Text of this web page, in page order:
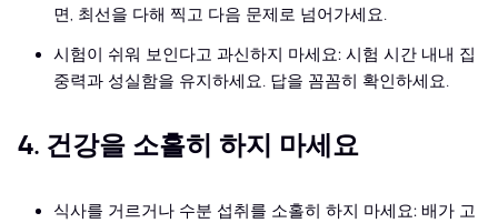
면, 최선을 다해 찍고 다음 문제로 넘어가세요.
시험이 쉬워 보인다고 과신하지 마세요: 시험 시간 내내 집
중력과 성실함을 유지하세요. 답을 꼼꼼히 확인하세요.
4. 건강을 소홀히 하지 마세요
식사를 거르거나 수분 섭취를 소홀히 하지 마세요: 배가 고